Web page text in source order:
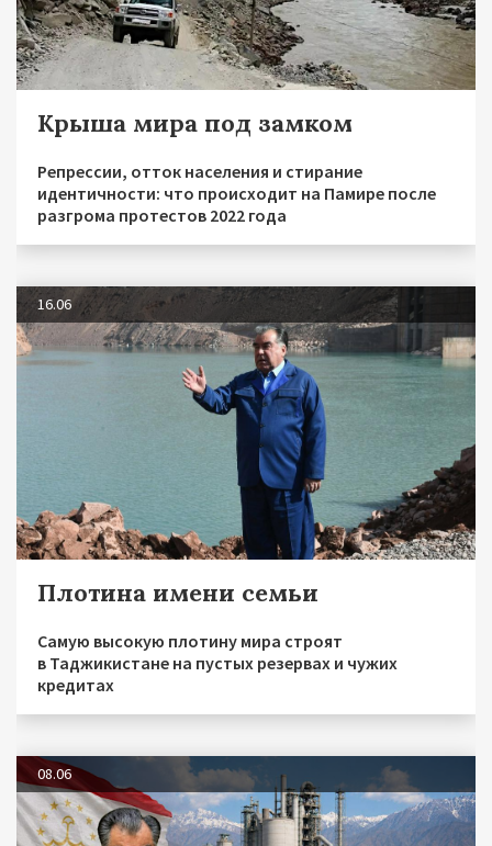
Крыша мира под замком
Репрессии, отток населения и стирание
идентичности: что происходит на Памире после
разгрома протестов 2022 года
16.06
Плотина имени семьи
Самую высокую плотину мира строят
в Таджикистане на пустых резервах и чужих
кредитах
08.06